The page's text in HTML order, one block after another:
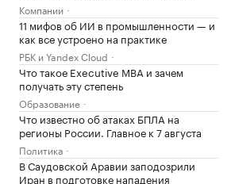
Компании
11 мифов об ИИ в промышленности — и
как все устроено на практике
РБК и Yandex Cloud
Что такое Executive MBA и зачем
получать эту степень
Образование
Что известно об атаках БПЛА на
регионы России. Главное к 7 августа
Политика
В Саудовской Аравии заподозрили
Иран в подготовке нападения